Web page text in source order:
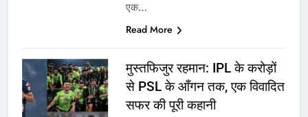
एक…
Read More
मुस्तफिजुर रहमान: IPL के करोड़ों
से PSL के आँगन तक, एक विवादित
सफर की पूरी कहानी